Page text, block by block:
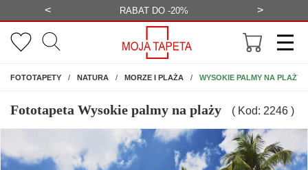
< BEZPŁATNA WIZUALIZACJA >
FOTOTAPETYNA ŚCIANĘ
NATURA MORZE I PLAŻA WYSOKIE PALMY NA PLAŻY
Fototapeta Wysokie palmy na plaży ( Kod: 2246 )